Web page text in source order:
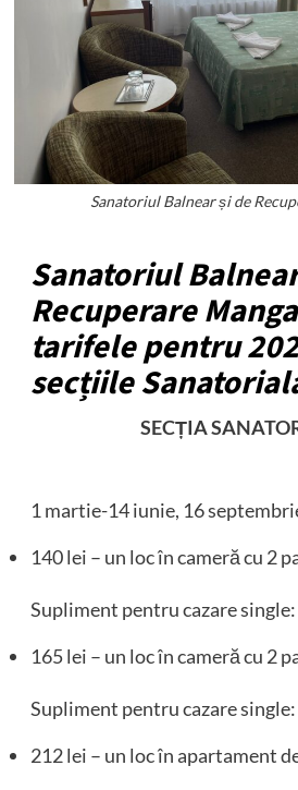
Sanatoriul Balnear și de
Sanatoriul
Recuperare
tarifele pentru
secțiile
SECȚIA
1 martie-14 iunie, 16
140 lei – un loc în cameră cu 2
Supliment pentru cazare single:
165 lei – un loc în cameră cu 2
Supliment pentru cazare single:
212 lei – un loc în apartament